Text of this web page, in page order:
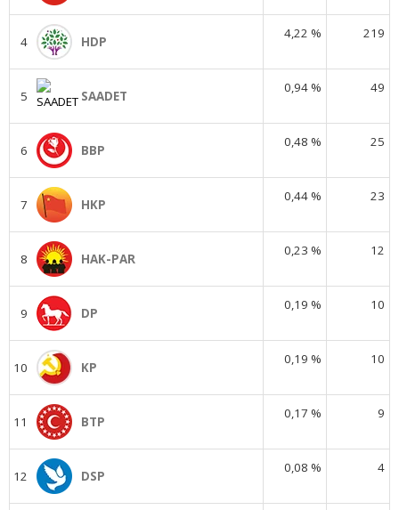
4 HDP
4,22 % 219
5 SAADET
0,94 % 49
6 BBP
0,48 % 25
7 HKP
0,44 % 23
8 HAK-PAR
0,23 % 12
9 DP
0,19 % 10
10 KP
0,19 % 10
11 BTP
0,17 % 9
12 DSP
0,08 % 4